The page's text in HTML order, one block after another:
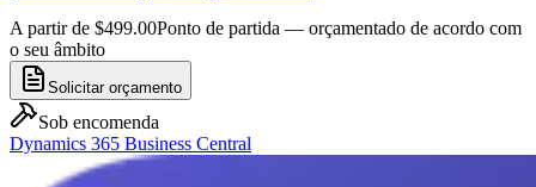
A partir de $499.00Ponto de partida — orçamentado de acordo com
o seu âmbito
Solicitar orçamento
Sob encomenda
Dynamics 365 Business Central